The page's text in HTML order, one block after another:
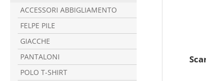
ACCESSORI ABBIGLIAMENTO
FELPE PILE
GIACCHE
PANTALONI
POLO T-SHIRT